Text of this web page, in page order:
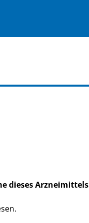
dieses Arzneimittels